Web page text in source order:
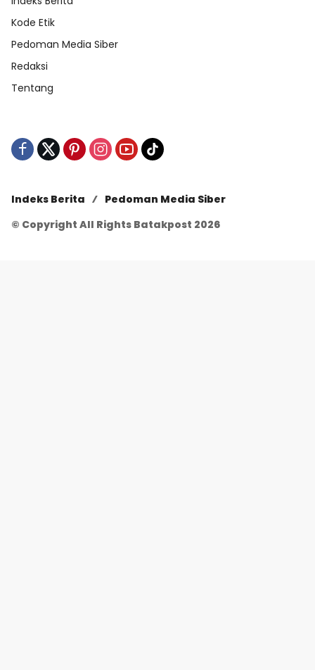
Kode Etik
Pedoman Media Siber
Redaksi
Tentang
Indeks Berita
Pedoman Media Siber
© Copyright All Rights Batakpost 2026